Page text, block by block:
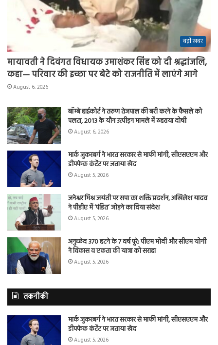
बड़ी खबर
मायावती ने दिवंगत विधायक उमाशंकर सिंह को दी श्रद्धांजलि,
कहा— परिवार की इच्छा पर बेटे को राजनीति में लाएंगे आगे
August 6, 2026
बॉम्बे हाईकोर्ट ने तरुण तेजपाल की बरी करने के फैसले को
पलटा, 2013 के यौन उत्पीड़न मामले में ठहराया दोषी
August 6, 2026
मार्क जुकरबर्ग ने भारत सरकार से माफी मांगी, सीएसएएम और
डीपफेक कंटेंट पर जताया खेद
August 5, 2026
जनेश्वर मिश्र जयंती पर सपा का शक्ति प्रदर्शन, अखिलेश यादव
ने पीडीए में ‘पंडित’ जोड़ने का दिया संदेश
August 5, 2026
अनुच्छेद 370 हटने के 7 वर्ष पूरे: पीएम मोदी और सीएम योगी
ने विकास व एकता की यात्रा को सराहा
August 5, 2026
तकनीकी
मार्क जुकरबर्ग ने भारत सरकार से माफी मांगी, सीएसएएम और
डीपफेक कंटेंट पर जताया खेद
August 5, 2026